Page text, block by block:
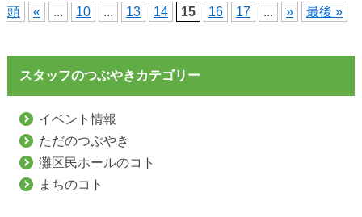
頭
« ... 10 ... 13 14 15 16 17 ... » 最後 »
スタッフのつぶやきカテゴリー
イベント情報
ただのつぶやき
灘区民ホールのコト
まちのコト